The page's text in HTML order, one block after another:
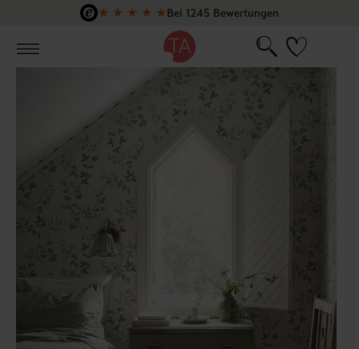
Zum Hauptinhalt springen
★ ★ ★ ★ ★Bei 1245 Bewertungen